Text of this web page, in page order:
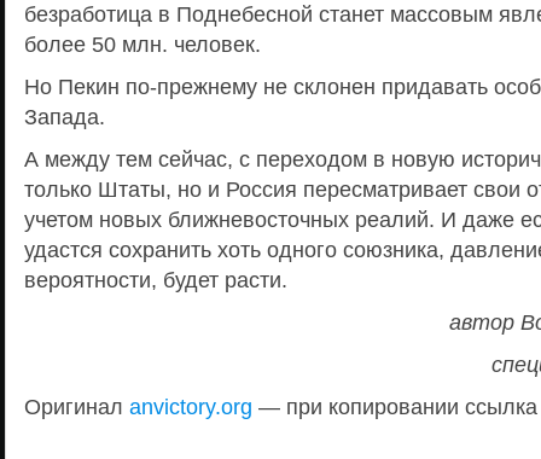
безработица в Поднебесной станет массовым
более 50 млн. человек.
Но Пекин по-прежнему не склонен придавать
Запада.
А между тем сейчас, с переходом в новую
только Штаты, но и Россия пересматривает свои
учетом новых ближневосточных реалий. И даже
удастся сохранить хоть одного союзника,
вероятности, будет расти.
автор
Оригинал anvictory.org — при копировании ссылка